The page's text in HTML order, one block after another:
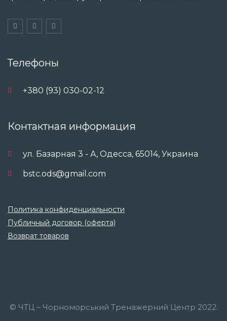
Телефоны
+380 (93) 030-02-12
Контактная информация
ул. Базарная 3 - А, Одесса, 65014, Украина
bstc.ods@gmail.com
Политика конфиденциальности
Публичный договор (оферта)
Возврат товаров
© ЧТЦ – Чорноморський Тренажерний Центр 2022.